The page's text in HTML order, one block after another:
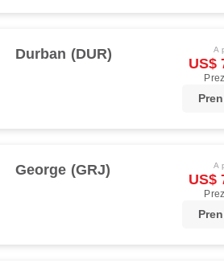
Durban (DUR) A
US$
George (GRJ) A
US$